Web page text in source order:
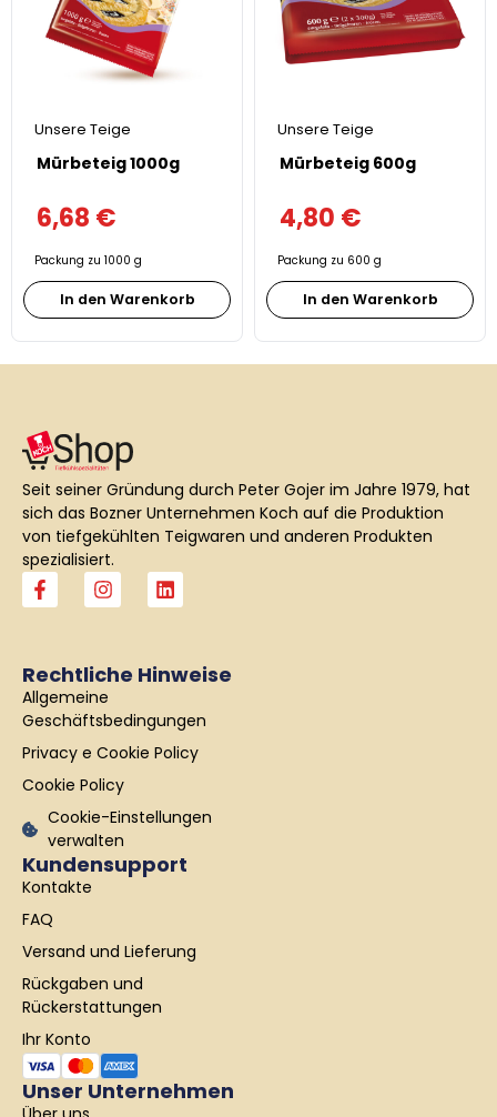
Unsere Teige
Mürbeteig 1000g
6,68 €
Packung zu 1000 g
In den Warenkorb
Unsere Teige
Mürbeteig 600g
4,80 €
Packung zu 600 g
In den Warenkorb
Seit seiner Gründung durch Peter Gojer im Jahre 1979, hat
sich das Bozner Unternehmen Koch auf die Produktion
von tiefgekühlten Teigwaren und anderen Produkten
spezialisiert.
F
a
o
o
k
f
I
n
g
r
a
L
i
d
n
Kundensupport
Kontakte
FAQ
Versand und Lieferung
Rückgaben und
Rückerstattungen
Ihr Konto
Rechtliche Hinweise
Allgemeine
Geschäftsbedingungen
Privacy e Cookie Policy
Cookie Policy
Cookie-Einstellungen
verwalten
Unser Unternehmen